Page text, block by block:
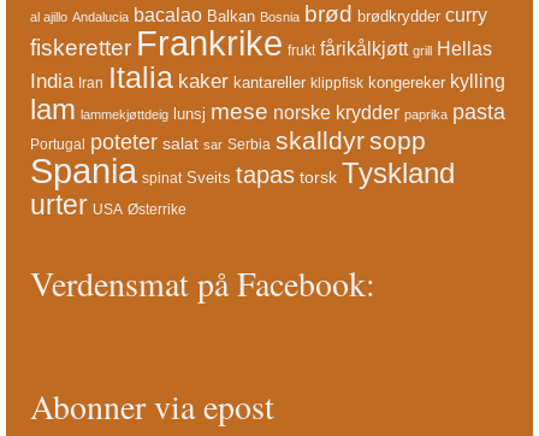
al ajillo Andalucia bacalao Balkan Bosnia brød brødkrydder curry
fiskeretter Frankrike frukt fårikålkjøtt grill Hellas
India Iran Italia kaker kantareller klippfisk kongereker kylling
lam lammekjøttdeig lunsj mese norske krydder paprika pasta
Portugal poteter salat sar Serbia skalldyrsopp
Spania spinat Sveits tapas torsk Tyskland
urter USA Østerrike
Verdensmat på Facebook:
Abonner via epost